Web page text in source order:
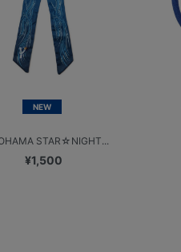
NEW
STAR☆NIGHT...
¥1,500